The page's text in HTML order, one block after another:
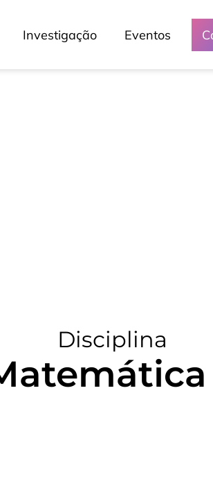
Investigação Eventos
Disciplina